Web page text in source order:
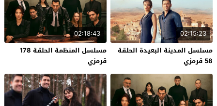
02:15:23
مسلسل المدينة البعيدة الحلقة
58 قرمزي
02:18:43
مسلسل المنظمة الحلقة 178
قرمزي